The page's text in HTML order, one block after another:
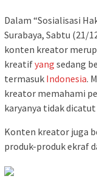
Dalam “Sosialisasi
Surabaya, Sabtu (21/
konten kreator
kreatifyang sedang
termasuk Indonesia.
kreator memahami
karyanya tidak
Konten kreator juga
produk-produk ekraf